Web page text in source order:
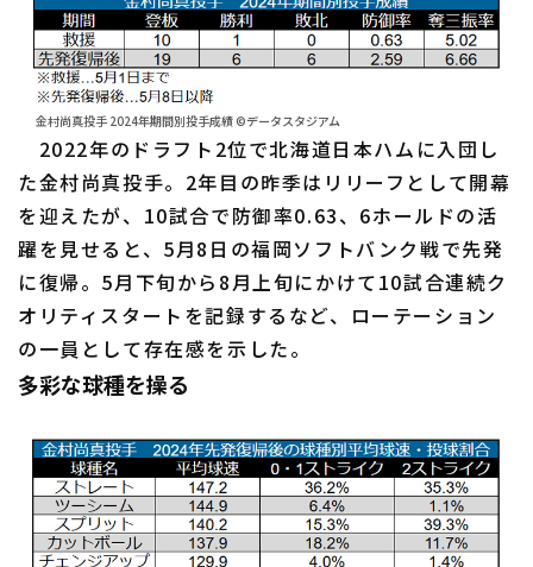
千葉ロッテマリーンズ
オリックス・バファローズ
福岡ソフトバンクホークス
設定
利用規約 プライバシーポリシー
運営会社（別ウィンドウで開く） よくある質問
金村尚真投手 2024年期間別投手成績 ©データスタジアム
2022年のドラフト2位で北海道日本ハムに入団し
た金村尚真投手。2年目の昨季はリリーフとして開幕
を迎えたが、10試合で防御率0.63、6ホールドの活
躍を見せると、5月8日の福岡ソフトバンク戦で先発
に復帰。5月下旬から8月上旬にかけて10試合連続ク
オリティスタートを記録するなど、ローテーション
の一員として存在感を示した。
多彩な球種を操る